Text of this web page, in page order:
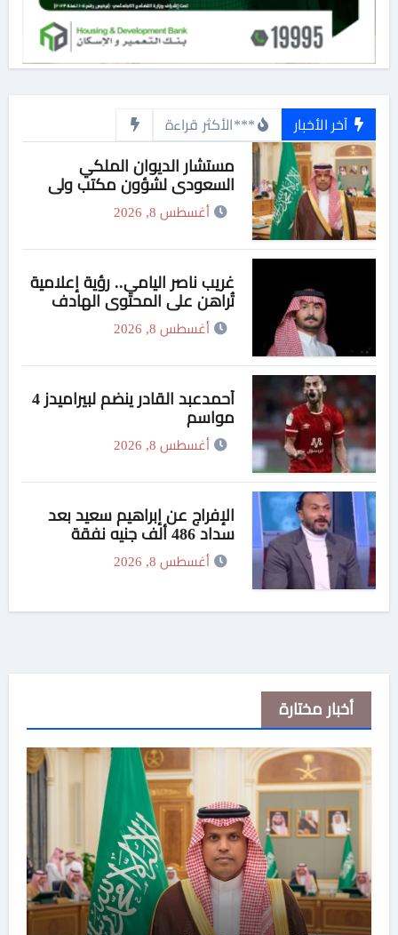
آخر الأخبار ***الأكثر قراءة
مستشار الديوان الملكي
السعودي لشؤون مكتب ولي
العهد يهنئ وزير التربية والتعليم
والتعليم الفني بمناسبة منحه
أغسطس 8, 2026
غريب ناصر اليامي.. رؤية إعلامية
تُراهن على المحتوى الهادف
أغسطس 8, 2026
أحمدعبد القادر ينضم لبيراميدز 4
مواسم
أغسطس 8, 2026
الإفراج عن إبراهيم سعيد بعد
سداد 486 ألف جنيه نفقة
لطليقته
أغسطس 8, 2026
أخبار مختارة